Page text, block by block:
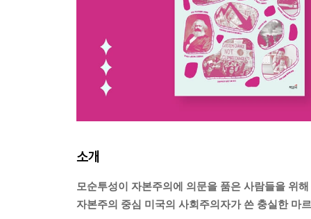
소개
모순투성이 자본주의에 의문을 품은 사람들을 위해
자본주의 중심 미국의 사회주의자가 쓴 충실한 마